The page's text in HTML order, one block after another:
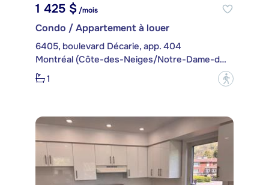
1 425 $ /mois
Condo / Appartement à louer
6405, boulevard Décarie, app. 404
Montréal (Côte-des-Neiges/Notre-Dame-de-Grâce)
1
?